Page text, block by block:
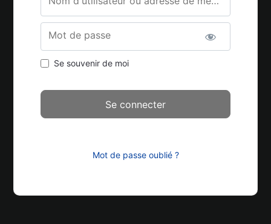
Mot de passe
Se souvenir de moi
Mot de passe oublié ?